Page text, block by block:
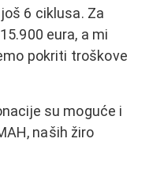
6 ciklusa. Za
eura, a mi
pokriti troškove
su moguće i
naših žiro